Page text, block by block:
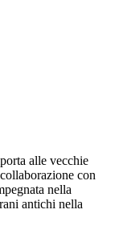
alle vecchie
con
nella
antichi nella